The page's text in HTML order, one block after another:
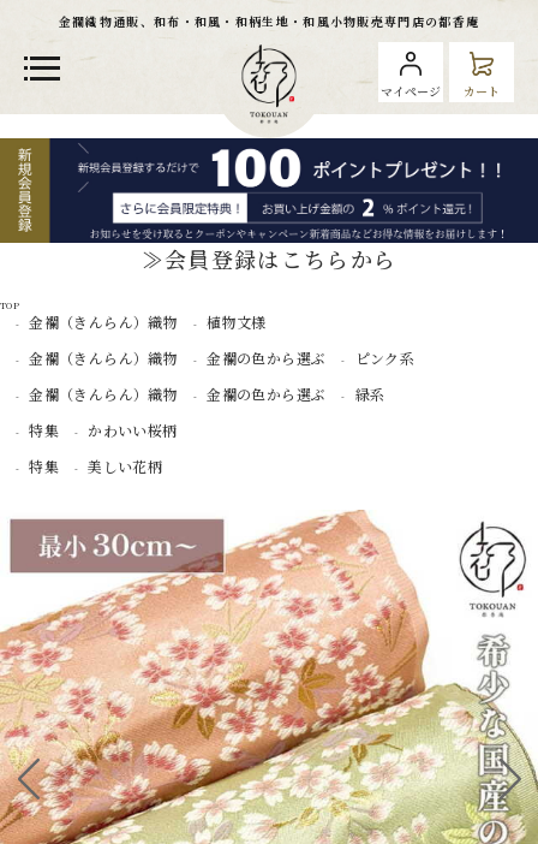
金襴織物通販、和布・和風・和柄生地・和風小物販売専門店の都香庵
マイページ カート
≫会員登録はこちらから
TOP
金襴（きんらん）織物
植物文様
金襴（きんらん）織物
金襴の色から選ぶ
ピンク系
金襴（きんらん）織物
金襴の色から選ぶ
緑系
特集
かわいい桜柄
特集
美しい花柄